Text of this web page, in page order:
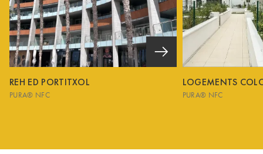
REH ED PORTITXOL
PURA® NFC
LOGEMENTS
PURA® NFC